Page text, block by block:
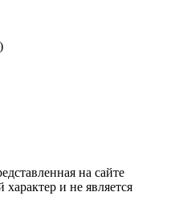
на сайте
и не является